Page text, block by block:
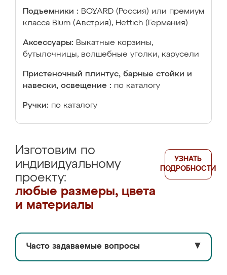
Подъемники : BOYARD (Россия) или премиум
класса Blum (Австрия), Hettich (Германия)
Аксессуары: Выкатные корзины,
бутылочницы, волшебные уголки, карусели
Пристеночный плинтус, барные стойки и
навески, освещение : по каталогу
Ручки: по каталогу
Изготовим по
индивидуальному
проекту:
любые размеры, цвета
и материалы
УЗНАТЬ
ПОДРОБНОСТИ
Часто задаваемые вопросы ▼